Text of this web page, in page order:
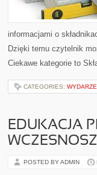
informacjami o
Dzięki temu czytelnik
Ciekawe kategorie to
CATEGORIES:
EDUKACJA
POSTED BY ADMIN